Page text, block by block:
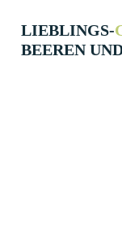
LIEBLINGS-
BEEREN